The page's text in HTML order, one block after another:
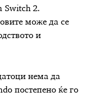
Switch 2.
може да се
и
нема да
постепено ќе го